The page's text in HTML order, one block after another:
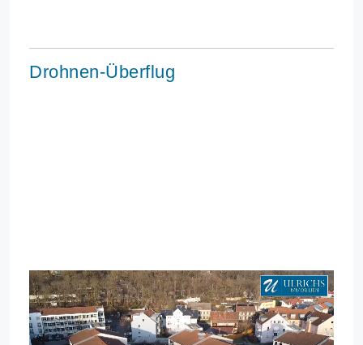
Drohnen-Überflug